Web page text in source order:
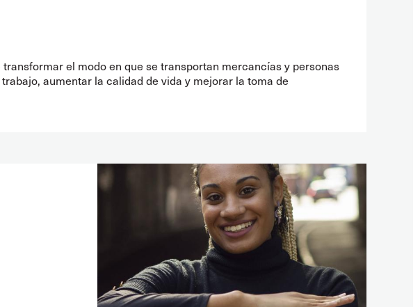
el modo en que se transportan mercancías y personas
aumentar la calidad de vida y mejorar la toma de